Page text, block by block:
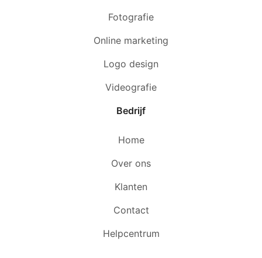
Fotografie
Online marketing
Logo design
Videografie
Bedrijf
Home
Over ons
Klanten
Contact
Helpcentrum